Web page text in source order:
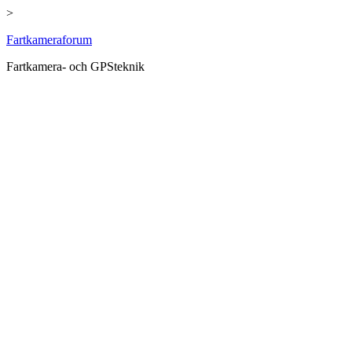
>
Hoppa
innehåll
Fartkameraforum
Fartkamera- och GPSteknik